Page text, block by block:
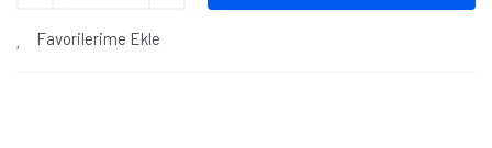
Favorilerime Ekle